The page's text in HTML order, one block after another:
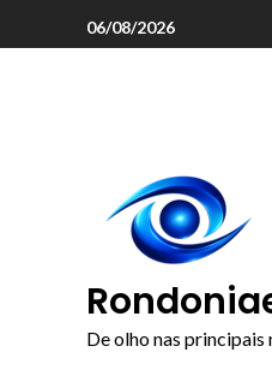
06/08/2026
De olho nas principais